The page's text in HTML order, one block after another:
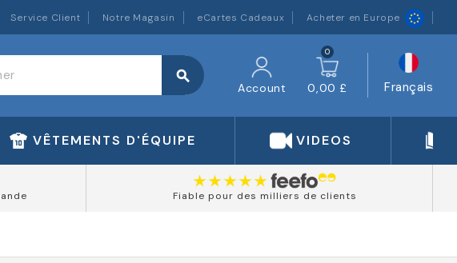
Service Client Notre Magasin eCartes Cadeaux Acheter en Europe
search
Account
0
0,00 £ Français
VÊTEMENTS D'ÉQUIPE VIDEOS
Fiable pour des milliers de clients